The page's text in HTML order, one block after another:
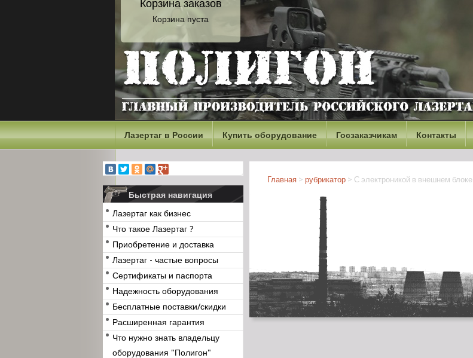
Корзина заказов
Корзина пуста
Лазертаг в России Купить оборудование Госзаказчикам Контакты
Быстрая навигация
Лазертаг как бизнес
Что такое Лазертаг ?
Приобретение и доставка
Лазертаг - частые вопросы
Сертификаты и паспорта
Надежность оборудования
Бесплатные поставки/скидки
Расширенная гарантия
Что нужно знать владельцу
оборудования "Полигон"
Главная > рубрикатор > С электроникой в внешнем блоке